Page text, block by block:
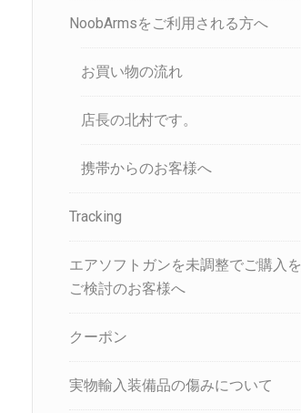
NoobArmsをご利用される方へ
お買い物の流れ
店長の北村です。
携帯からのお客様へ
Tracking
エアソフトガンを未調整でご購入を
ご検討のお客様へ
クーポン
実物輸入装備品の傷みについて